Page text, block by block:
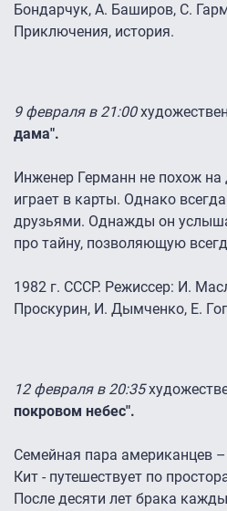
Бондарчук, А. Баширов, С.
Приключения, история.
9 февраля в 21:00
дама".
Инженер Германн не похож на
играет в карты. Однако
друзьями. Однажды он
про тайну, позволяющую
1982 г. СССР. Режиссер: И.
Проскурин, И. Дымченко, Е.
12 февраля в 20:35
покровом небес".
Семейная пара американцев
Кит - путешествует по
После десяти лет брака